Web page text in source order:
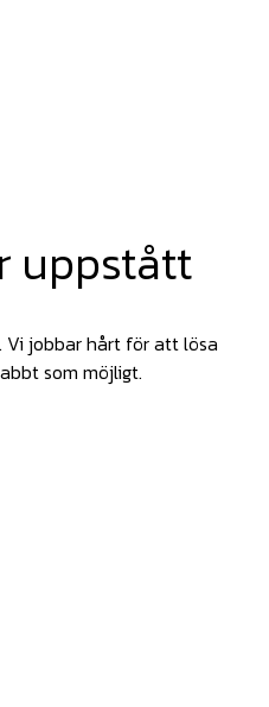
uppstått
Vi jobbar hårt för att lösa
som möjligt.